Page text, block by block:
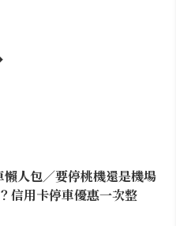
人包／要停桃機還是機場
信用卡停車優惠一次整